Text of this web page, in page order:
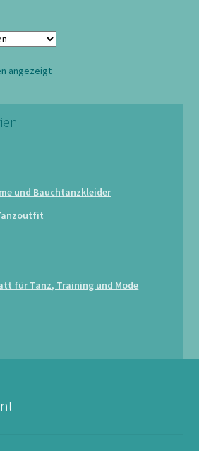
angezeigtNach
sortiert
und Bauchtanzkleider
für Tanz, Training und Mode